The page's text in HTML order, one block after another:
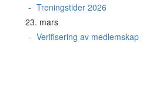
Treningstider 2026
23. mars
Verifisering av medlemskap